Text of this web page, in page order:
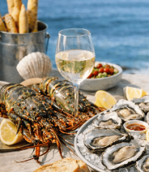
al
contenido